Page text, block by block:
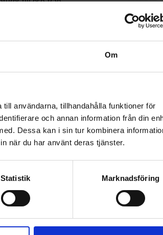
Om
användarna, tillhandahålla funktioner för
och annan information från din
Dessa kan i sin tur kombinera
när du har använt deras tjänster.
Statistik Marknadsföring
till och från
till 40
förbättrar
Läs mer